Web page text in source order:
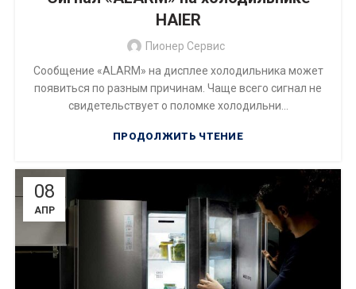
HAIER
Пионер Сервис
Сообщение «ALARM» на дисплее холодильника может
появиться по разным причинам. Чаще всего сигнал не
свидетельствует о поломке холодильни...
ПРОДОЛЖИТЬ ЧТЕНИЕ
08
АПР